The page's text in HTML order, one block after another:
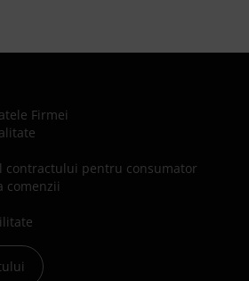
Firmei
contractului pentru consumator
comenzii